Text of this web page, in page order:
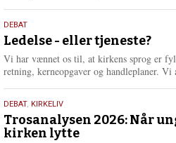
e
r
e
10.
juni
2026
DEBAT
Ledelse - eller tjeneste?
Vi har vænnet os til, at kirkens sprog er
retning, kerneopgaver og handleplaner.
2.
juni
2026
DEBAT, KIRKELIV
Trosanalysen 2026: Når
kirken lytte